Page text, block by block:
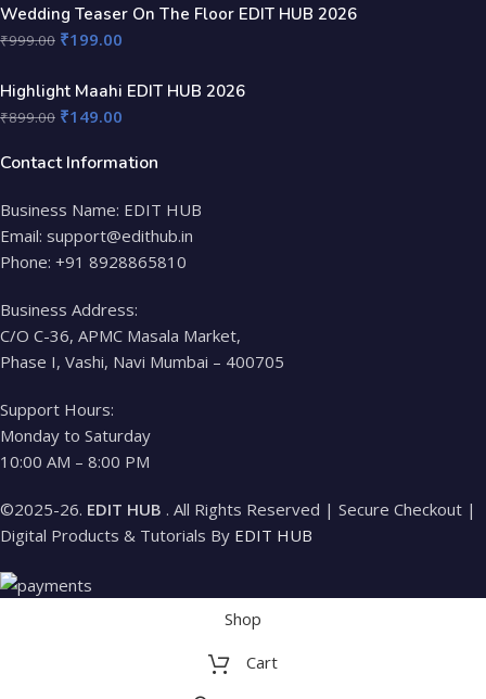
Wedding Teaser On The Floor EDIT HUB 2026
₹999.00 ₹199.00
Highlight Maahi EDIT HUB 2026
₹899.00 ₹149.00
Contact Information
Business Name: EDIT HUB
Email: support@edithub.in
Phone: +91 8928865810
Business Address:
C/O C-36, APMC Masala Market,
Phase I, Vashi, Navi Mumbai – 400705
Support Hours:
Monday to Saturday
10:00 AM – 8:00 PM
©2025-26. EDIT HUB . All Rights Reserved | Secure Checkout |
Digital Products & Tutorials By EDIT HUB
Shop
Cart